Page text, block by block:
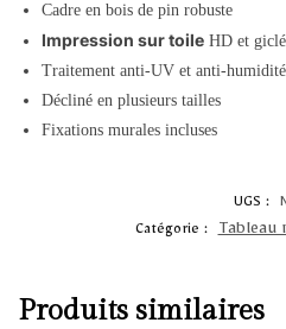
Cadre en bois de pin robuste
Impression sur toile HD et
Traitement anti-UV et anti-
Décliné en plusieurs tailles
Fixations murales incluses
UGS :
Catégorie :
Tableau
Produits similaires